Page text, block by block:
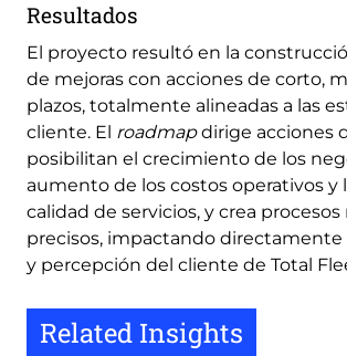
Resultados
El proyecto resultó en la
de mejoras con acciones de corto,
plazos, totalmente alineadas a las
cliente. El roadmapdirige acciones
posibilitan el crecimiento de los
aumento de los costos operativos y
calidad de servicios, y crea procesos
precisos, impactando directamente
y percepción del cliente de Total
Related Insights